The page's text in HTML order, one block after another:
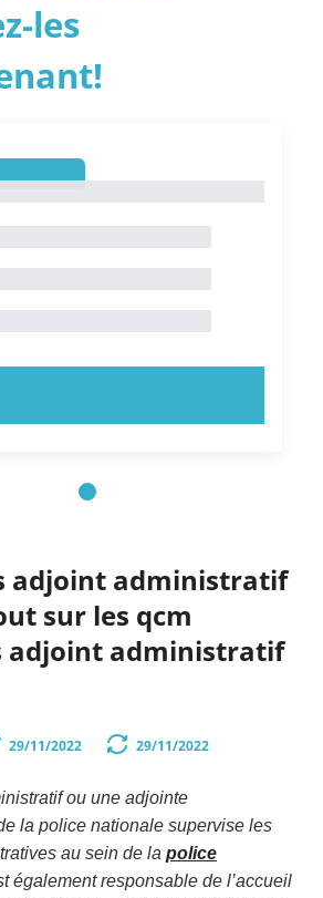
les
adjoint administratif
sur les qcm
adjoint administratif
29/11/2022 29/11/2022
ou une adjointe
la police nationale supervise les
au sein de la police
également responsable de l’accueil